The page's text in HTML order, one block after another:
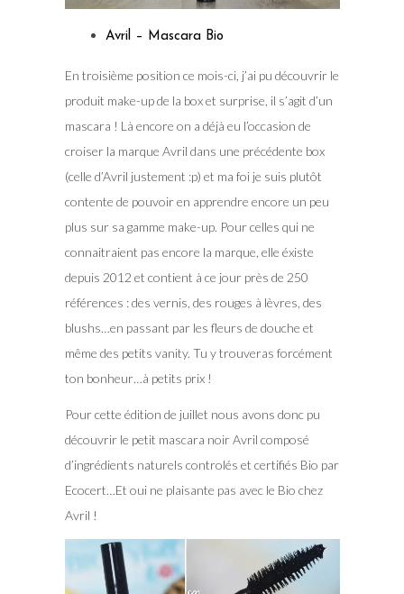
Avril – Mascara Bio
En troisième position ce mois-ci, j’ai pu découvrir le
produit make-up de la box et surprise, il s’agit d’un
mascara ! Là encore on a déjà eu l’occasion de
croiser la marque Avril dans une précédente box
(celle d’Avril justement :p) et ma foi je suis plutôt
contente de pouvoir en apprendre encore un peu
plus sur sa gamme make-up. Pour celles qui ne
connaitraient pas encore la marque, elle éxiste
depuis 2012 et contient à ce jour près de 250
références : des vernis, des rouges à lèvres, des
blushs…en passant par les fleurs de douche et
même des petits vanity. Tu y trouveras forcément
ton bonheur…à petits prix !
Pour cette édition de juillet nous avons donc pu
découvrir le petit mascara noir Avril composé
d’ingrédients naturels controlés et certifiés Bio par
Ecocert…Et oui ne plaisante pas avec le Bio chez
Avril !